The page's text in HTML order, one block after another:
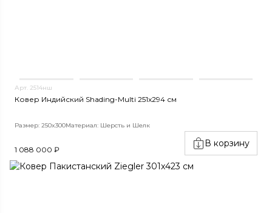
Арт. 2514нш
Ковер Индийский Shading-Multi 251x294 см
Размер: 250x300Материал: Шерсть и Шелк
1 088 000 ₽
В корзину